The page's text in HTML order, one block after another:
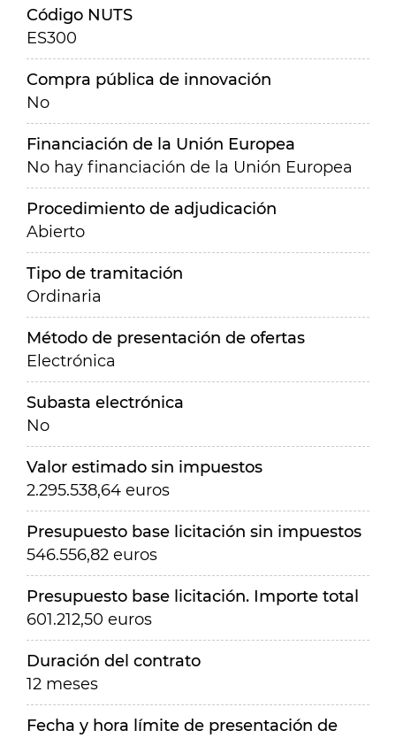
Código NUTS
ES300
Compra pública de innovación
No
Financiación de la Unión Europea
No hay financiación de la Unión Europea
Procedimiento de adjudicación
Abierto
Tipo de tramitación
Ordinaria
Método de presentación de ofertas
Electrónica
Subasta electrónica
No
Valor estimado sin impuestos
2.295.538,64 euros
Presupuesto base licitación sin impuestos
546.556,82 euros
Presupuesto base licitación. Importe total
601.212,50 euros
Duración del contrato
12 meses
Fecha y hora límite de presentación de